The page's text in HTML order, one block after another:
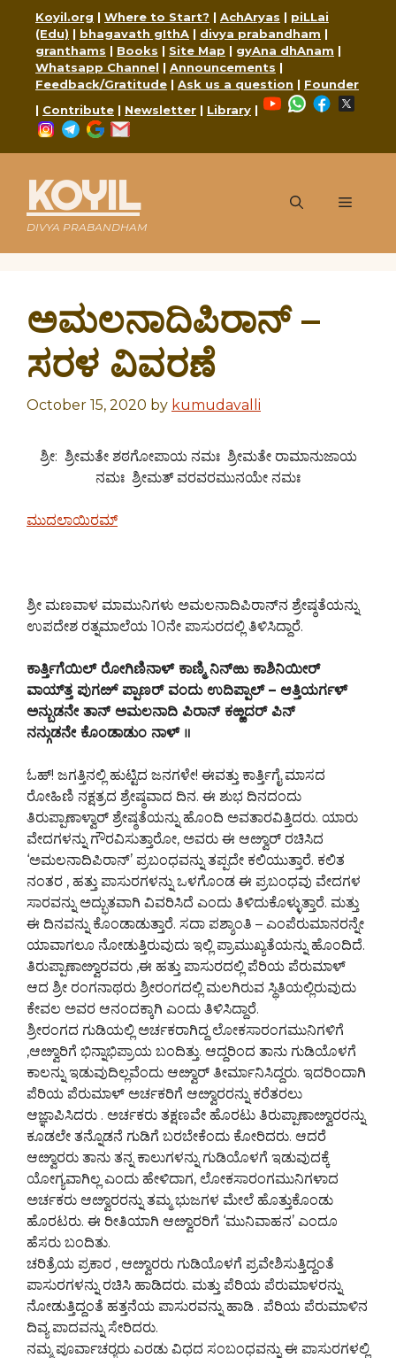
content
Koyil.org | Where to Start? | AchAryas | piLLai
(Edu) | bhagavath gIthA | divya prabandham |
granthams | Books | Site Map | gyAna dhAnam |
Whatsapp Channel | Announcements |
Feedback/Gratitude | Ask us a question | Founder
| Contribute | Newsletter | Library |
YouTubeWhatsApp
Facebook
Instagram
Telegram
Google
KOYIL
DIVYA PRABANDHAM
Menu
ಅಮಲನಾದಿಪಿರಾನ್ –
ಸರಳ ವಿವರಣೆ
October 15, 2020 by kumudavalli
ಶ್ರೀ: ಶ್ರೀಮತೇ ಶಠಗೋಪಾಯ ನಮಃ ಶ್ರೀಮತೇ ರಾಮಾನುಜಾಯ
ನಮಃ ಶ್ರೀಮತ್ ವರವರಮುನಯೇ ನಮಃ
ಮುದಲಾಯಿರಮ್
ಶ್ರೀ ಮಣವಾಳ ಮಾಮುನಿಗಳು ಅಮಲನಾದಿಪಿರಾನ್‍ನ ಶ್ರೇಷ್ಠತೆಯನ್ನು
ಉಪದೇಶ ರತ್ನಮಾಲೆಯ 10ನೇ ಪಾಸುರದಲ್ಲಿ ತಿಳಿಸಿದ್ದಾರೆ.
ಕಾರ್ತ್ತಿಗೆಯಿಲ್ ರೋಗಿಣಿನಾಳ್ ಕಾಣ್ಮಿ ನಿನ್‍ಱು ಕಾಶಿನಿಯೀರ್
ವಾಯ್‍ತ್ತ ಪುಗೞ್ ಪ್ಪಾಣರ್ ವಂದು ಉದಿಪ್ಪಾಲ್ – ಆತ್ತಿಯರ್ಗಳ್
ಅನ್ಬುಡನೇ ತಾನ್ ಅಮಲನಾದಿ ಪಿರಾನ್ ಕಱ್ಱದರ್ ಪಿನ್
ನನ್ಗುಡನೇ ಕೊಂಡಾಡುಂ ನಾಳ್ ॥
ಓಹ್! ಜಗತ್ತಿನಲ್ಲಿ ಹುಟ್ಟಿದ ಜನಗಳೇ! ಈವತ್ತು ಕಾರ್ತ್ತಿಗೈ ಮಾಸದ
ರೋಹಿಣಿ ನಕ್ಷತ್ರದ ಶ್ರೇಷ್ಠವಾದ ದಿನ. ಈ ಶುಭ ದಿನದಂದು
ತಿರುಪ್ಪಾಣಾಳ್ವಾರ್ ಶ್ರೇಷ್ಠತೆಯನ್ನು ಹೊಂದಿ ಅವತಾರವಿತ್ತಿದರು. ಯಾರು
ವೇದಗಳನ್ನು ಗೌರವಿಸುತ್ತಾರೋ, ಅವರು ಈ ಆೞ್ವಾರ್ ರಚಿಸಿದ
‘ಅಮಲನಾದಿಪಿರಾನ್’ ಪ್ರಬಂಧವನ್ನು ತಪ್ಪದೇ ಕಲಿಯುತ್ತಾರೆ. ಕಲಿತ
ನಂತರ , ಹತ್ತು ಪಾಸುರಗಳನ್ನು ಒಳಗೊಂಡ ಈ ಪ್ರಬಂಧವು ವೇದಗಳ
ಸಾರವನ್ನು ಅದ್ಭುತವಾಗಿ ವಿವರಿಸಿದೆ ಎಂದು ತಿಳಿದುಕೊಳ್ಳುತ್ತಾರೆ. ಮತ್ತು
ಈ ದಿನವನ್ನು ಕೊಂಡಾಡುತ್ತಾರೆ. ಸದಾ ಪಶ್ಶಾಂತಿ – ಎಂಪೆರುಮಾನರನ್ನೇ
ಯಾವಾಗಲೂ ನೋಡುತ್ತಿರುವುದು ಇಲ್ಲಿ ಪ್ರಾಮುಖ್ಯತೆಯನ್ನು ಹೊಂದಿದೆ.
ತಿರುಪ್ಪಾಣಾೞ್ವಾರವರು ,ಈ ಹತ್ತು ಪಾಸುರದಲ್ಲಿ ಪೆರಿಯ ಪೆರುಮಾಳ್
ಆದ ಶ್ರೀ ರಂಗನಾಥರು ಶ್ರೀರಂಗದಲ್ಲಿ ಮಲಗಿರುವ ಸ್ಥಿತಿಯಲ್ಲಿರುವುದು
ಕೇವಲ ಅವರ ಆನಂದಕ್ಕಾಗಿ ಎಂದು ತಿಳಿಸಿದ್ದಾರೆ.
ಶ್ರೀರಂಗದ ಗುಡಿಯಲ್ಲಿ ಅರ್ಚಕರಾಗಿದ್ದ ಲೋಕಸಾರಂಗಮುನಿಗಳಿಗೆ
,ಆೞ್ವಾರಿಗೆ ಭಿನ್ನಾಭಿಪ್ರಾಯ ಬಂದಿತ್ತು. ಆದ್ದರಿಂದ ತಾನು ಗುಡಿಯೊಳಗೆ
ಕಾಲನ್ನು ಇಡುವುದಿಲ್ಲವೆಂದು ಆೞ್ವಾರ್ ತೀರ್ಮಾನಿಸಿದ್ದರು. ಇದರಿಂದಾಗಿ
ಪೆರಿಯ ಪೆರುಮಾಳ್ ಅರ್ಚಕರಿಗೆ ಆೞ್ವಾರರನ್ನು ಕರೆತರಲು
ಆಜ್ಞಾಪಿಸಿದರು . ಅರ್ಚಕರು ತಕ್ಷಣವೇ ಹೊರಟು ತಿರುಪ್ಪಾಣಾೞ್ವಾರರನ್ನು
ಕೂಡಲೇ ತನ್ನೊಡನೆ ಗುಡಿಗೆ ಬರಬೇಕೆಂದು ಕೋರಿದರು. ಆದರೆ
ಆೞ್ವಾರರು ತಾನು ತನ್ನ ಕಾಲುಗಳನ್ನು ಗುಡಿಯೊಳಗೆ ಇಡುವುದಕ್ಕೆ
ಯೋಗ್ಯವಾಗಿಲ್ಲ ಎಂದು ಹೇಳಿದಾಗ, ಲೋಕಸಾರಂಗಮುನಿಗಳಾದ
ಅರ್ಚಕರು ಆೞ್ವಾರರನ್ನು ತಮ್ಮ ಭುಜಗಳ ಮೇಲೆ ಹೊತ್ತುಕೊಂಡು
ಹೊರಟರು. ಈ ರೀತಿಯಾಗಿ ಆೞ್ವಾರರಿಗೆ ‘ಮುನಿವಾಹನ’ ಎಂದೂ
ಹೆಸರು ಬಂದಿತು.
ಚರಿತ್ರೆಯ ಪ್ರಕಾರ , ಆೞ್ವಾರರು ಗುಡಿಯೊಳಗೆ ಪ್ರವೇಶಿಸುತ್ತಿದ್ದಂತೆ
ಪಾಸುರಗಳನ್ನು ರಚಿಸಿ ಹಾಡಿದರು. ಮತ್ತು ಪೆರಿಯ ಪೆರುಮಾಳರನ್ನು
ನೋಡುತ್ತಿದ್ದಂತೆ ಹತ್ತನೆಯ ಪಾಸುರವನ್ನು ಹಾಡಿ . ಪೆರಿಯ ಪೆರುಮಾಳಿನ
ದಿವ್ಯ ಪಾದವನ್ನು ಸೇರಿದರು.
ನಮ್ಮ ಪೂರ್ವಾಚರ್‍ಯರು ಎರಡು ವಿಧದ ಸಂಬಂಧವನ್ನು ಈ ಪಾಸುರಗಳಲ್ಲಿ